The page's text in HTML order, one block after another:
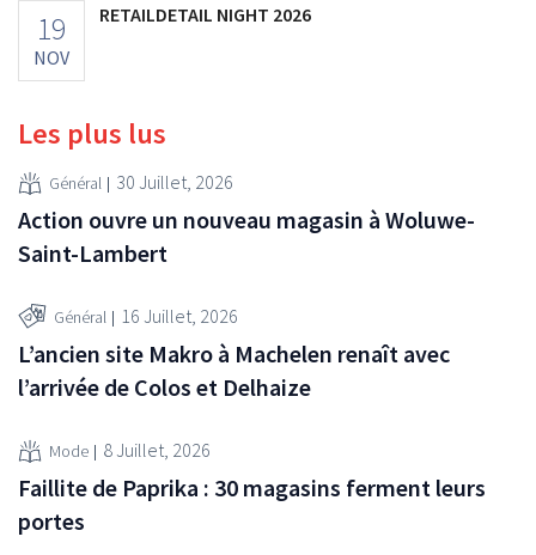
19
NOV
RETAILDETAIL NIGHT 2026
Les plus lus
Général 30 Juillet, 2026
Action ouvre un nouveau magasin à Woluwe-
Saint-Lambert
Général 16 Juillet, 2026
L’ancien site Makro à Machelen renaît avec
l’arrivée de Colos et Delhaize
Mode 8 Juillet, 2026
Faillite de Paprika : 30 magasins ferment leurs
portes